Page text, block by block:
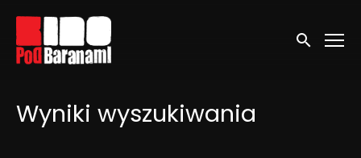
Linki ułatwień dostępu
Wyszukaj
Wyniki wyszukiwania